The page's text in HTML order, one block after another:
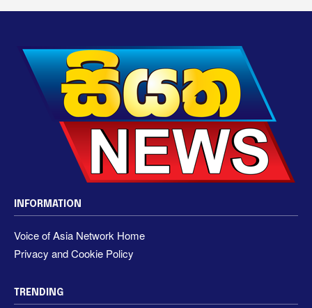
INFORMATION
Voice of Asia Network Home
Privacy and Cookie Policy
TRENDING